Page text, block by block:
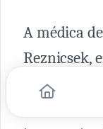
A médica
Reznicsek,
as